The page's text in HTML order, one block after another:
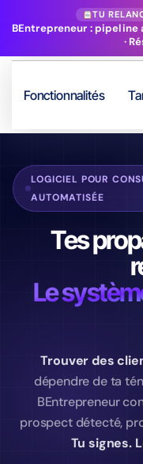
TU
BEntrepreneur : pipeline
·
Fonctionnalités
LOGICIEL POUR
AUTOMATISÉE
Tes
Le
Trouver des
dépendre de ta
BEntrepreneur
prospect détecté,
Tu signes.